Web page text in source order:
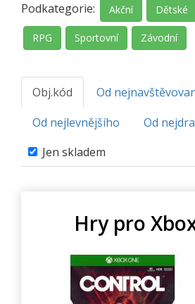
Podkategorie: Akční Dětské
RPG Sportovní Závodní
Obj.kód
Od
Od nejlevnějšího
Od
Jen skladem
Hry pro